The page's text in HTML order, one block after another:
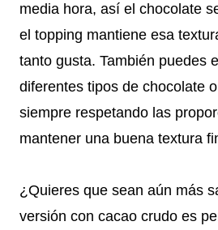
media hora, así el chocolate
el topping mantiene esa
tanto gusta. También puedes
diferentes tipos de chocolate
siempre respetando las
mantener una buena textura
¿Quieres que sean aún más
versión con cacao crudo es